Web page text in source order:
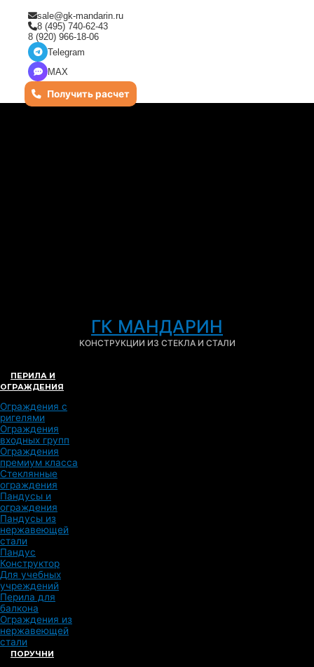
sale@gk-mandarin.ru
8 (495) 740-62-43
8 (920) 966-18-06
Telegram
MAX
Получить расчет
ГК МАНДАРИН
КОНСТРУКЦИИ ИЗ СТЕКЛА И СТАЛИ
ПЕРИЛА И
ОГРАЖДЕНИЯ
Ограждения с
ригелями
Ограждения
входных групп
Ограждения
премиум класса
Стеклянные
ограждения
Пандусы и
ограждения
Пандусы из
нержавеющей
стали
Пандус
Конструктор
Для учебных
учреждений
Перила для
балкона
Ограждения из
нержавеющей
стали
ПОРУЧНИ